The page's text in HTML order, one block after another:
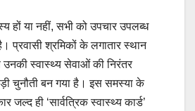
या नहीं, सभी को उपचार उपलब्ध
है। प्रवासी श्रमिकों के लगातार स्थान
स्वास्थ्य सेवाओं की निरंतर
चुनौती बन गया है। इस समस्या के
जल्द ही ‘सार्वत्रिक स्वास्थ्य कार्ड’